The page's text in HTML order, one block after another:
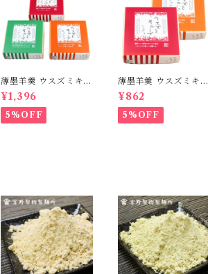
薄墨羊羹 ウスズミキュ
ーブ 3箱セット [yoka
n-cb-set03]
¥1,396
5%OFF
薄墨羊羹 ウスズミキュ
ーブ ショコラ キャラ
メル 各1箱 [yokan-cb
-mix2c]
¥862
5%OFF